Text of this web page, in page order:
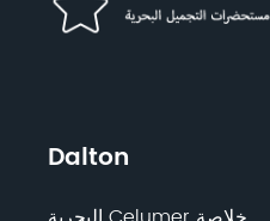
Dalton